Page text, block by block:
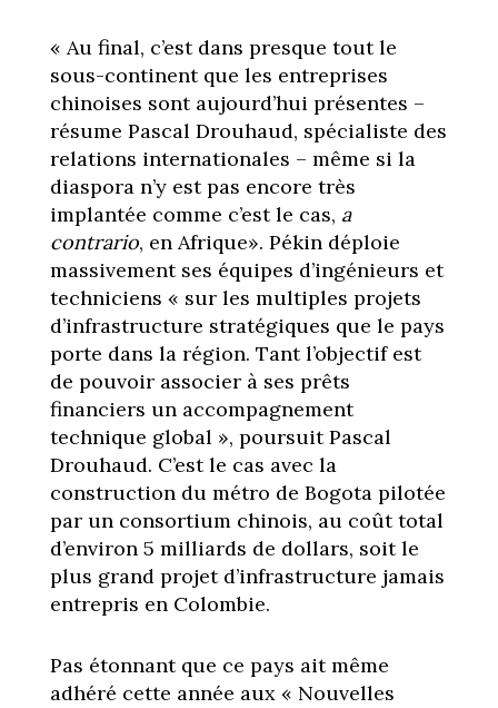
« Au final, c’est dans presque tout le
sous-continent que les entreprises
chinoises sont aujourd’hui présentes –
résume Pascal Drouhaud, spécialiste des
relations internationales – même si la
diaspora n’y est pas encore très
implantée comme c’est le cas, a
contrario, en Afrique». Pékin déploie
massivement ses équipes d’ingénieurs et
techniciens « sur les multiples projets
d’infrastructure stratégiques que le pays
porte dans la région. Tant l’objectif est
de pouvoir associer à ses prêts
financiers un accompagnement
technique global », poursuit Pascal
Drouhaud. C’est le cas avec la
construction du métro de Bogota pilotée
par un consortium chinois, au coût total
d’environ 5 milliards de dollars, soit le
plus grand projet d’infrastructure jamais
entrepris en Colombie.
Pas étonnant que ce pays ait même
adhéré cette année aux « Nouvelles